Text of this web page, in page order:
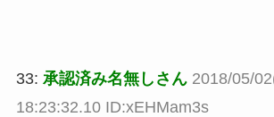
33: 承認済み名無しさん 2018/05/
18:23:32.10 ID:xEHMam3s